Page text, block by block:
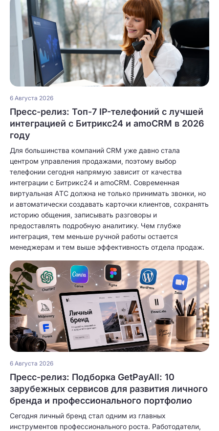
6 Августа 2026
Пресс-релиз: Топ-7 IP-телефоний с лучшей
интеграцией с Битрикс24 и amoCRM в 2026
году
Для большинства компаний CRM уже давно стала
центром управления продажами, поэтому выбор
телефонии сегодня напрямую зависит от качества
интеграции с Битрикс24 и amoCRM. Современная
виртуальная АТС должна не только принимать звонки, но
и автоматически создавать карточки клиентов, сохранять
историю общения, записывать разговоры и
предоставлять подробную аналитику. Чем глубже
интеграция, тем меньше ручной работы остается
менеджерам и тем выше эффективность отдела продаж.
6 Августа 2026
Пресс-релиз: Подборка GetPayAll: 10
зарубежных сервисов для развития личного
бренда и профессионального портфолио
Сегодня личный бренд стал одним из главных
инструментов профессионального роста. Работодатели,